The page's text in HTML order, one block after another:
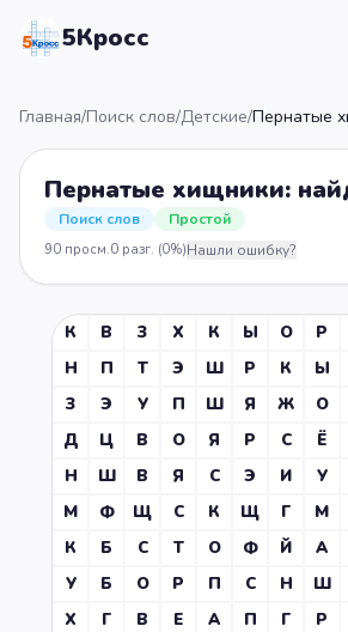
5Кросс
Главная/Поиск слов/Детские/Пернатые
Пернатые хищники:
Поиск слов Простой
90 просм.0 разг. (0%)Нашли ошибку?
К В З Х К Ы О Р
Н
П Т Э Ш Р К Ы
З
Э У П Ш Я Ж О
Д
Ц В О Я Р С Ё
Н
Ш В Я С Э И У
М
Ф Щ С К Щ Г М
К
Б С Т О Ф Й А
У
Б О Р П С Н Ш
Х
Г В Е А П Г Р